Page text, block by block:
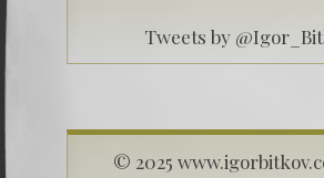
Tweets by
© 2025